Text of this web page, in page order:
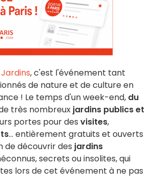
, c'est l'événement tant
de nature et de culture en
! Le temps d'un week-end, du
très nombreux jardins publics et
portes pour des visites,
... entièrement gratuits et ouverts
de découvrir des jardins
secrets ou insolites, qui
lors de cet événement à ne pas